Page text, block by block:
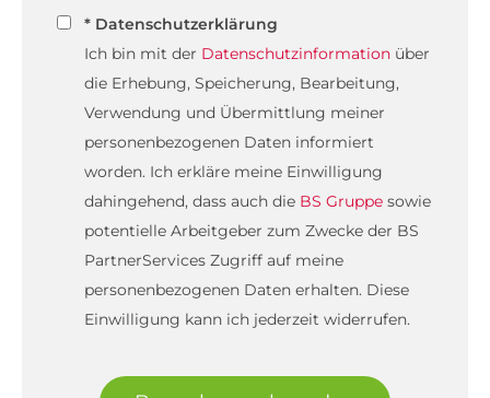
* Datenschutzerklärung
Ich bin mit der Datenschutzinformation über
die Erhebung, Speicherung, Bearbeitung,
Verwendung und Übermittlung meiner
personenbezogenen Daten informiert
worden. Ich erkläre meine Einwilligung
dahingehend, dass auch die BS Gruppe sowie
potentielle Arbeitgeber zum Zwecke der BS
PartnerServices Zugriff auf meine
personenbezogenen Daten erhalten. Diese
Einwilligung kann ich jederzeit widerrufen.